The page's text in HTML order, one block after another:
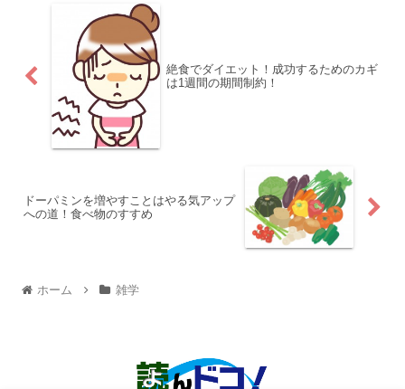
絶食でダイエット！成功するためのカギ
は1週間の期間制約！
ドーパミンを増やすことはやる気アップ
への道！食べ物のすすめ
ホーム 雑学